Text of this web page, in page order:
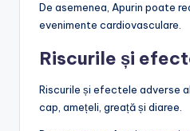
De asemenea, Apurin poate
evenimente cardiovasculare.
Riscurile și
Riscurile și efectele adverse
cap, amețeli, greață și diaree.